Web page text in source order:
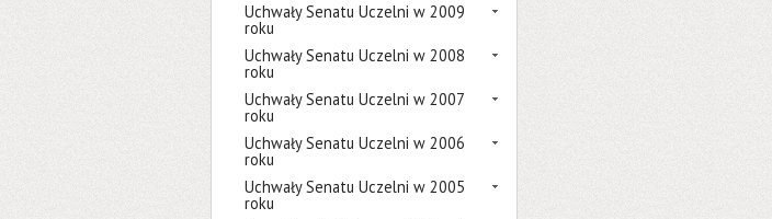
Uchwały Senatu Uczelni w 2009
roku
Uchwały Senatu Uczelni w 2008
roku
Uchwały Senatu Uczelni w 2007
roku
Uchwały Senatu Uczelni w 2006
roku
Uchwały Senatu Uczelni w 2005
roku